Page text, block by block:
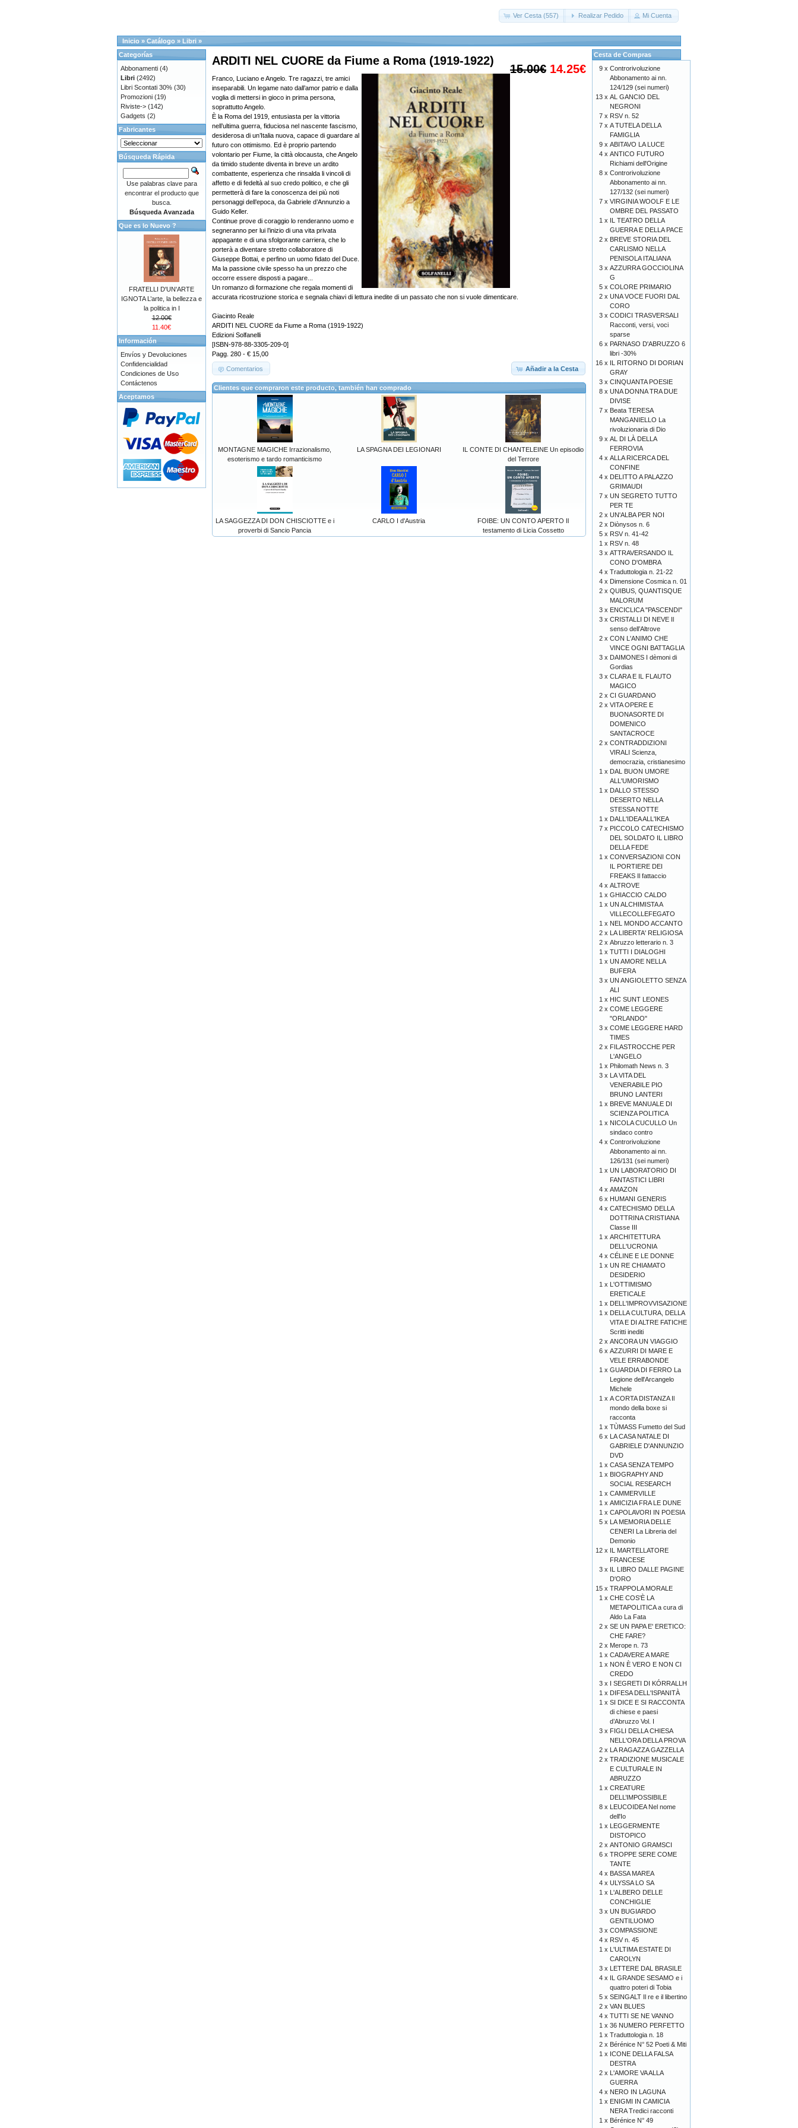
Ver Cesta (557) Realizar Pedido Mi Cuenta
Inicio » Catálogo » Libri »
15.00€ 14.25€
ARDITI NEL CUORE da Fiume a Roma (1919-1922)
Franco, Luciano e Angelo. Tre ragazzi, tre amici
inseparabili. Un legame nato dall’amor patrio e dalla
voglia di mettersi in gioco in prima persona,
soprattutto Angelo.
È la Roma del 1919, entusiasta per la vittoria
nell’ultima guerra, fiduciosa nel nascente fascismo,
desiderosa di un’Italia nuova, capace di guardare al
futuro con ottimismo. Ed è proprio partendo
volontario per Fiume, la città olocausta, che Angelo
da timido studente diventa in breve un ardito
combattente, esperienza che rinsalda li vincoli di
affetto e di fedeltà al suo credo politico, e che gli
permetterà di fare la conoscenza dei più noti
personaggi dell’epoca, da Gabriele d’Annunzio a
Guido Keller.
Continue prove di coraggio lo renderanno uomo e
segneranno per lui l’inizio di una vita privata
appagante e di una sfolgorante carriera, che lo
porterà a diventare stretto collaboratore di
Giuseppe Bottai, e perfino un uomo fidato del Duce.
Ma la passione civile spesso ha un prezzo che
occorre essere disposti a pagare...
Un romanzo di formazione che regala momenti di
accurata ricostruzione storica e segnala chiavi di lettura inedite di un passato che non si vuole dimenticare.
Giacinto Reale
ARDITI NEL CUORE da Fiume a Roma (1919-1922)
Edizioni Solfanelli
[ISBN-978-88-3305-209-0]
Pagg. 280 - € 15,00
Añadir a la Cesta
Comentarios
Clientes que compraron este producto, también han comprado
MONTAGNE MAGICHE Irrazionalismo,
esoterismo e tardo romanticismo
LA SPAGNA DEI LEGIONARI
IL CONTE DI CHANTELEINE Un episodio
del Terrore
LA SAGGEZZA DI DON CHISCIOTTE e i
proverbi di Sancio Pancia
CARLO I d'Austria
FOIBE: UN CONTO APERTO Il
testamento di Licia Cossetto
Categorías
Abbonamenti (4)
Libri (2492)
Libri Scontati 30% (30)
Promozioni (19)
Riviste-> (142)
Gadgets (2)
Fabricantes
Búsqueda Rápida
Use palabras clave para
encontrar el producto que
busca.
Búsqueda Avanzada
Que es lo Nuevo ?
FRATELLI D'UN'ARTE
IGNOTA L’arte, la bellezza e
la politica in I
12.00€
11.40€
Información
Envíos y Devoluciones
Confidencialidad
Condiciones de Uso
Contáctenos
Aceptamos
Cesta de Compras
9 x Controrivoluzione
Abbonamento ai nn.
124/129 (sei numeri)
13 x AL GANCIO DEL
NEGRONI
7 x RSV n. 52
7 x A TUTELA DELLA
FAMIGLIA
9 x ABITAVO LA LUCE
4 x ANTICO FUTURO
Richiami dell'Origine
8 x Controrivoluzione
Abbonamento ai nn.
127/132 (sei numeri)
7 x VIRGINIA WOOLF E LE
OMBRE DEL PASSATO
1 x IL TEATRO DELLA
GUERRA E DELLA PACE
2 x BREVE STORIA DEL
CARLISMO NELLA
PENISOLA ITALIANA
3 x AZZURRA GOCCIOLINA
G
5 x COLORE PRIMARIO
2 x UNA VOCE FUORI DAL
CORO
3 x CODICI TRASVERSALI
Racconti, versi, voci
sparse
6 x PARNASO D'ABRUZZO 6
libri -30%
16 x IL RITORNO DI DORIAN
GRAY
3 x CINQUANTA POESIE
8 x UNA DONNA TRA DUE
DIVISE
7 x Beata TERESA
MANGANIELLO La
rivoluzionaria di Dio
9 x AL DI LÀ DELLA
FERROVIA
4 x ALLA RICERCA DEL
CONFINE
4 x DELITTO A PALAZZO
GRIMAUDI
7 x UN SEGRETO TUTTO
PER TE
2 x UN'ALBA PER NOI
2 x Diònysos n. 6
5 x RSV n. 41-42
1 x RSV n. 48
3 x ATTRAVERSANDO IL
CONO D'OMBRA
4 x Traduttologia n. 21-22
4 x Dimensione Cosmica n. 01
2 x QUIBUS, QUANTISQUE
MALORUM
3 x ENCICLICA "PASCENDI"
3 x CRISTALLI DI NEVE Il
senso dell’Altrove
2 x CON L'ANIMO CHE
VINCE OGNI BATTAGLIA
3 x DAIMONES I dèmoni di
Gordias
3 x CLARA E IL FLAUTO
MAGICO
2 x CI GUARDANO
2 x VITA OPERE E
BUONASORTE DI
DOMENICO
SANTACROCE
2 x CONTRADDIZIONI
VIRALI Scienza,
democrazia, cristianesimo
1 x DAL BUON UMORE
ALL'UMORISMO
1 x DALLO STESSO
DESERTO NELLA
STESSA NOTTE
1 x DALL'IDEA ALL'IKEA
7 x PICCOLO CATECHISMO
DEL SOLDATO IL LIBRO
DELLA FEDE
1 x CONVERSAZIONI CON
IL PORTIERE DEI
FREAKS Il fattaccio
4 x ALTROVE
1 x GHIACCIO CALDO
1 x UN ALCHIMISTA A
VILLECOLLEFEGATO
1 x NEL MONDO ACCANTO
2 x LA LIBERTA' RELIGIOSA
2 x Abruzzo letterario n. 3
1 x TUTTI I DIALOGHI
1 x UN AMORE NELLA
BUFERA
3 x UN ANGIOLETTO SENZA
ALI
1 x HIC SUNT LEONES
2 x COME LEGGERE
"ORLANDO"
3 x COME LEGGERE HARD
TIMES
2 x FILASTROCCHE PER
L'ANGELO
1 x Philomath News n. 3
3 x LA VITA DEL
VENERABILE PIO
BRUNO LANTERI
1 x BREVE MANUALE DI
SCIENZA POLITICA
1 x NICOLA CUCULLO Un
sindaco contro
4 x Controrivoluzione
Abbonamento ai nn.
126/131 (sei numeri)
1 x UN LABORATORIO DI
FANTASTICI LIBRI
4 x AMAZON
6 x HUMANI GENERIS
4 x CATECHISMO DELLA
DOTTRINA CRISTIANA
Classe III
1 x ARCHITETTURA
DELL'UCRONIA
4 x CÉLINE E LE DONNE
1 x UN RE CHIAMATO
DESIDERIO
1 x L'OTTIMISMO
ERETICALE
1 x DELL'IMPROVVISAZIONE
1 x DELLA CULTURA, DELLA
VITA E DI ALTRE FATICHE
Scritti inediti
2 x ANCORA UN VIAGGIO
6 x AZZURRI DI MARE E
VELE ERRABONDE
1 x GUARDIA DI FERRO La
Legione dell'Arcangelo
Michele
1 x A CORTA DISTANZA Il
mondo della boxe si
racconta
1 x TÙMASS Fumetto del Sud
6 x LA CASA NATALE DI
GABRIELE D'ANNUNZIO
DVD
1 x CASA SENZA TEMPO
1 x BIOGRAPHY AND
SOCIAL RESEARCH
1 x CAMMERVILLE
1 x AMICIZIA FRA LE DUNE
1 x CAPOLAVORI IN POESIA
5 x LA MEMORIA DELLE
CENERI La Libreria del
Demonio
12 x IL MARTELLATORE
FRANCESE
3 x IL LIBRO DALLE PAGINE
D'ORO
15 x TRAPPOLA MORALE
1 x CHE COS'È LA
METAPOLITICA a cura di
Aldo La Fata
2 x SE UN PAPA E' ERETICO:
CHE FARE?
2 x Merope n. 73
1 x CADAVERE A MARE
1 x NON È VERO E NON CI
CREDO
3 x I SEGRETI DI KÓRRALLH
1 x DIFESA DELL'ISPANITÀ
1 x SI DICE E SI RACCONTA
di chiese e paesi
d’Abruzzo Vol. I
3 x FIGLI DELLA CHIESA
NELL'ORA DELLA PROVA
2 x LA RAGAZZA GAZZELLA
2 x TRADIZIONE MUSICALE
E CULTURALE IN
ABRUZZO
1 x CREATURE
DELL’IMPOSSIBILE
8 x LEUCOIDEA Nel nome
dell'Io
1 x LEGGERMENTE
DISTOPICO
2 x ANTONIO GRAMSCI
6 x TROPPE SERE COME
TANTE
4 x BASSA MAREA
4 x ULYSSA LO SA
1 x L'ALBERO DELLE
CONCHIGLIE
3 x UN BUGIARDO
GENTILUOMO
3 x COMPASSIONE
4 x RSV n. 45
1 x L'ULTIMA ESTATE DI
CAROLYN
3 x LETTERE DAL BRASILE
4 x IL GRANDE SESAMO e i
quattro poteri di Tobia
5 x SEINGALT Il re e il libertino
2 x VAN BLUES
4 x TUTTI SE NE VANNO
1 x 36 NUMERO PERFETTO
1 x Traduttologia n. 18
2 x Bérénice N° 52 Poeti & Miti
1 x ICONE DELLA FALSA
DESTRA
2 x L'AMORE VA ALLA
GUERRA
4 x NERO IN LAGUNA
1 x ENIGMI IN CAMICIA
NERA Tredici racconti
1 x Bérénice N° 49